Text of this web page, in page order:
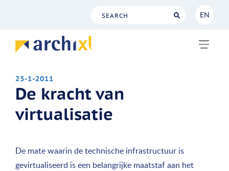
EN
23-1-2011
De kracht van
virtualisatie
De mate waarin de technische infrastructuur is
gevirtualiseerd is een belangrijke maatstaf aan het